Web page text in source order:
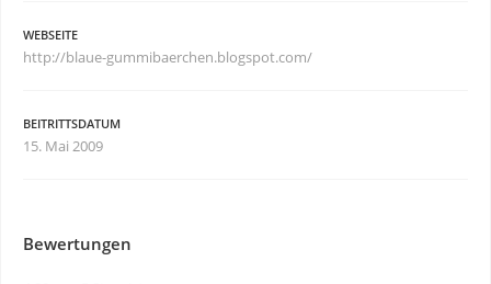
WEBSEITE
http://blaue-gummibaerchen.blogspot.com/
BEITRITTSDATUM
15. Mai 2009
Bewertungen